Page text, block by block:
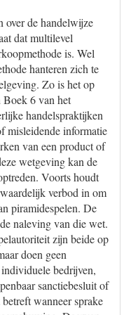
over de handelwijze
dat multilevel
is. Wel
hanteren zich te
Zo is het op
6 van het
handelspraktijken
misleidende informatie
van een product of
wetgeving kan de
Voorts houdt
verbod in om
piramidespelen. De
naleving van die wet.
zijn beide op
doen geen
bedrijven,
sanctiebesluit of
wanneer sprake